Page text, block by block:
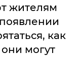
жителям
как
могут